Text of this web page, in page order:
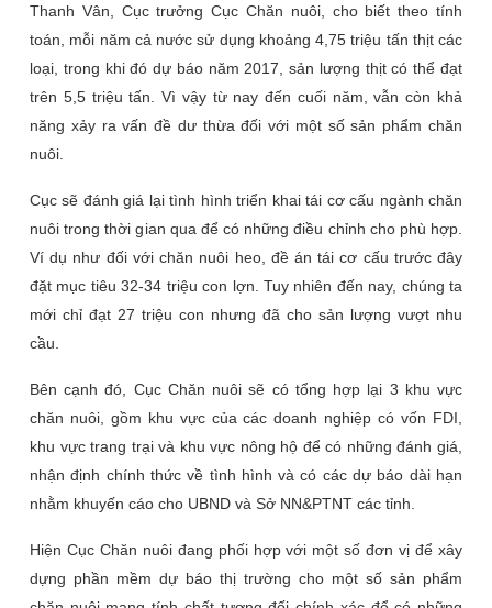
Thanh Vân, Cục trưởng Cục Chăn nuôi, cho biết theo tính
toán, mỗi năm cả nước sử dụng khoảng 4,75 triệu tấn thịt các
loại, trong khi đó dự báo năm 2017, sản lượng thịt có thể đạt
trên 5,5 triệu tấn. Vì vậy từ nay đến cuối năm, vẫn còn khả
năng xảy ra vấn đề dư thừa đối với một số sản phẩm chăn
nuôi.
Cục sẽ đánh giá lại tình hình triển khai tái cơ cấu ngành chăn
nuôi trong thời gian qua để có những điều chỉnh cho phù hợp.
Ví dụ như đối với chăn nuôi heo, đề án tái cơ cấu trước đây
đặt mục tiêu 32-34 triệu con lợn. Tuy nhiên đến nay, chúng ta
mới chỉ đạt 27 triệu con nhưng đã cho sản lượng vượt nhu
cầu.
Bên cạnh đó, Cục Chăn nuôi sẽ có tổng hợp lại 3 khu vực
chăn nuôi, gồm khu vực của các doanh nghiệp có vốn FDI,
khu vực trang trại và khu vực nông hộ để có những đánh giá,
nhận định chính thức về tình hình và có các dự báo dài hạn
nhằm khuyến cáo cho UBND và Sở NN&PTNT các tỉnh.
Hiện Cục Chăn nuôi đang phối hợp với một số đơn vị để xây
dựng phần mềm dự báo thị trường cho một số sản phẩm